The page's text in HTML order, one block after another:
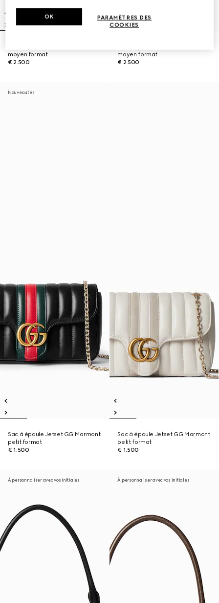
moyen format
€ 2.500
moyen format
€ 2.500
Nouveautés
Sac à épaule Jetset GG Marmont
petit format
€ 1.500
Sac à épaule Jetset GG Marmont
petit format
€ 1.500
À personnaliser avec vos initiales À personnaliser avec vos initiales
PARAMÈTRES DES
COOKIES
OK